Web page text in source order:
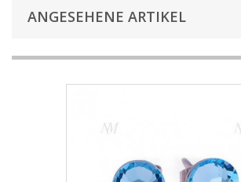
ANGESEHENE ARTIKEL